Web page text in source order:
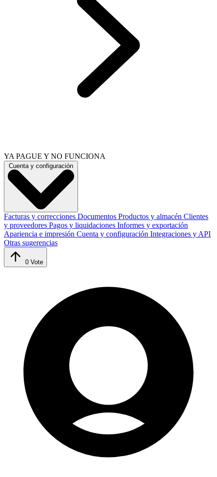
YA PAGUE Y NO FUNCIONA
Cuenta y configuración
Facturas y correcciones Documentos Productos y almacén Clientes
y proveedores Pagos y liquidaciones Informes y exportación
Apariencia e impresión Cuenta y configuración Integraciones y API
Otras sugerencias
0 Vote